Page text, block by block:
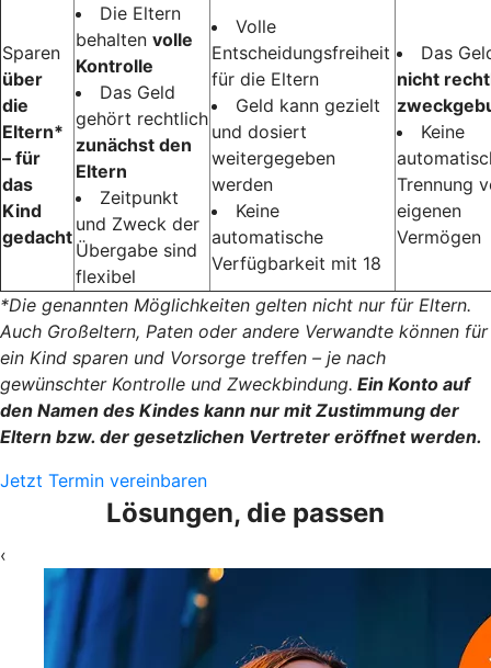
Sparen
über
die
Eltern*
– für
das
Kind
gedacht
Die Eltern
behalten volle
Kontrolle
Das Geld
gehört rechtlich
zunächst den
Eltern
Zeitpunkt
und Zweck der
Übergabe sind
flexibel
Volle
Entscheidungsfreiheit
für die Eltern
Geld kann gezielt
und dosiert
weitergegeben
werden
Keine
automatische
Verfügbarkeit mit 18
Das
nicht
Keine
Trennung
eigenen
Vermögen
*Die genannten Möglichkeiten gelten nicht nur für Eltern.
Auch Großeltern, Paten oder andere Verwandte können für
ein Kind sparen und Vorsorge treffen – je nach
gewünschter Kontrolle und Zweckbindung. Ein Konto auf
den Namen des Kindes kann nur mit Zustimmung der
Eltern bzw. der gesetzlichen Vertreter eröffnet werden.
Jetzt Termin vereinbaren
Lösungen, die passen
‹